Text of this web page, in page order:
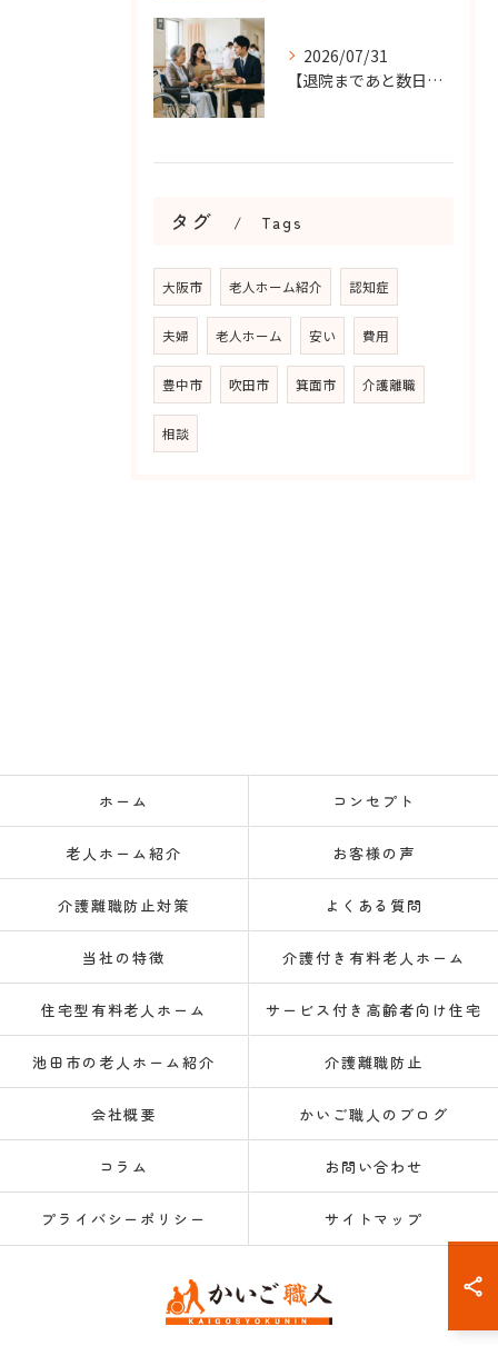
2026/07/31
【退院まであと数日…】老人ホーム探しを急ぐケースで大切なこと...
タグ Tags
大阪市 老人ホーム紹介 認知症
夫婦 老人ホーム 安い 費用
豊中市 吹田市 箕面市 介護離職
相談
ホーム コンセプト
老人ホーム紹介 お客様の声
介護離職防止対策 よくある質問
当社の特徴 介護付き有料老人ホーム
住宅型有料老人ホーム サービス付き高齢者向け住宅
池田市の老人ホーム紹介 介護離職防止
会社概要 かいご職人のブログ
コラム お問い合わせ
プライバシーポリシー サイトマップ